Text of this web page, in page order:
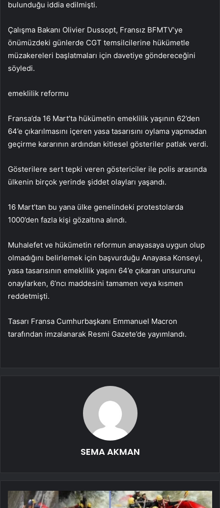
bulunduğu iddia edilmişti.
Çalışma Bakanı Olivier Dussopt, Fransız BFMTV’ye
önümüzdeki günlerde CGT temsilcilerine hükümetle
müzakereleri başlatmaları için davetiye göndereceğini
söyledi.
emeklilik reformu
Fransa’da 16 Mart’ta hükümetin emeklilik yaşının 62’den
64’e çıkarılmasını içeren yasa tasarısını oylama yapmadan
geçirme kararının ardından kitlesel gösteriler patlak verdi.
Gösterilere sert tepki veren göstericiler ile polis arasında
ülkenin birçok yerinde şiddet olayları yaşandı.
16 Mart’tan bu yana ülke genelindeki protestolarda
1000’den fazla kişi gözaltına alındı.
Muhalefet ve hükümetin reformun anayasaya uygun olup
olmadığını belirlemek için başvurduğu Anayasa Konseyi,
yasa tasarısının emeklilik yaşını 64’e çıkaran unsurunu
onaylarken, 6’ncı maddesini tamamen veya kısmen
reddetmişti.
Tasarı Fransa Cumhurbaşkanı Emmanuel Macron
tarafından imzalanarak Resmi Gazete’de yayımlandı.
SEMA AKMAN